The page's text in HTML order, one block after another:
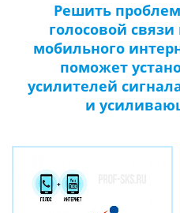
Решить
голосовой
мобильного
поможет
усилителей
и